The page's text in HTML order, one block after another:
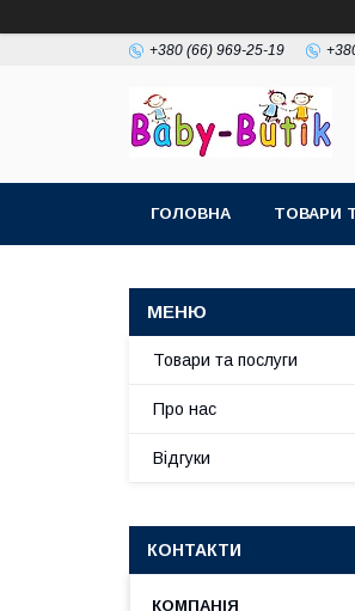
+380 (66) 969-25-19
ГОЛОВНА ТОВАРИ
Товари та послуги
Про нас
Відгуки
КОНТАКТИ